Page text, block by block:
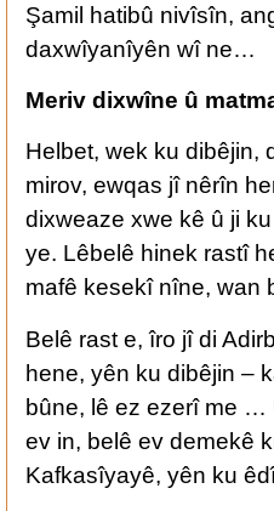
Şamil hatibû nivîsîn,
daxwîyanîyên wî ne…
Meriv dixwîne û
Helbet, wek ku dibêjin,
mirov, ewqas jî nêrîn
dixweaze xwe kê û ji
ye. Lêbelê hinek rastî
mafê kesekî nîne, wan
Belê rast e, îro jî di
hene, yên ku dibêjin –
bûne, lê ez ezerî me …
ev in, belê ev demekê
Kafkasîyayê, yên ku